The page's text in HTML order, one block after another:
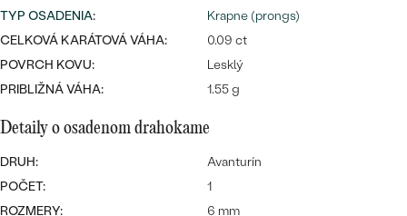
Wave kolekcia
OBJAVIŤ
TYP OSADENIA:
Krapne (prongs)
CELKOVÁ KARÁTOVÁ VÁHA:
0.09 ct
POVRCH KOVU:
Lesklý
PRIBLIŽNÁ VÁHA:
1.55 g
Detaily o osadenom drahokame
DRUH:
Avanturín
POČET:
1
ROZMERY:
6 mm